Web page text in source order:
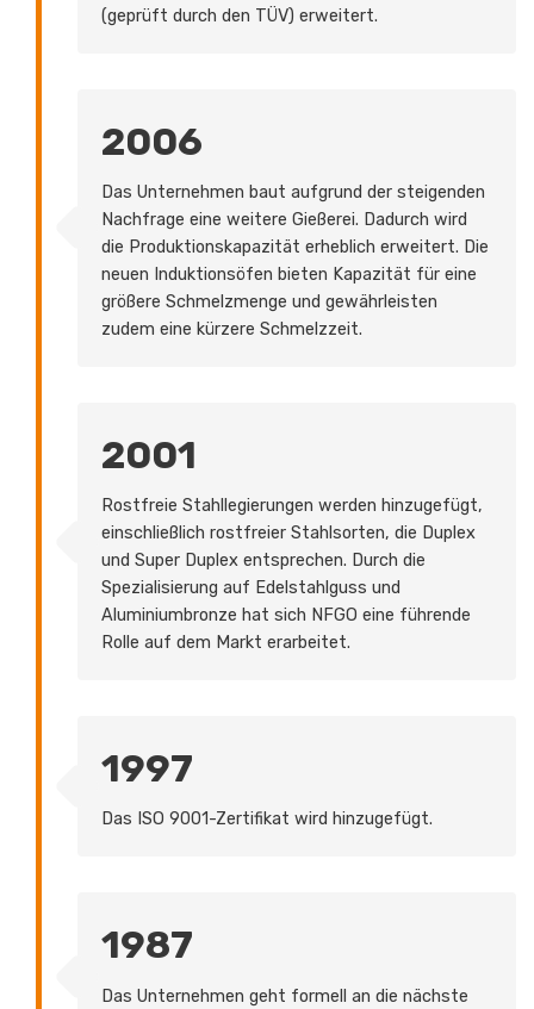
(geprüft durch den TÜV) erweitert.
2006
Das Unternehmen baut aufgrund der steigenden
Nachfrage eine weitere Gießerei. Dadurch wird
die Produktionskapazität erheblich erweitert. Die
neuen Induktionsöfen bieten Kapazität für eine
größere Schmelzmenge und gewährleisten
zudem eine kürzere Schmelzzeit.
2001
Rostfreie Stahllegierungen werden hinzugefügt,
einschließlich rostfreier Stahlsorten, die Duplex
und Super Duplex entsprechen. Durch die
Spezialisierung auf Edelstahlguss und
Aluminiumbronze hat sich NFGO eine führende
Rolle auf dem Markt erarbeitet.
1997
Das ISO 9001-Zertifikat wird hinzugefügt.
1987
Das Unternehmen geht formell an die nächste